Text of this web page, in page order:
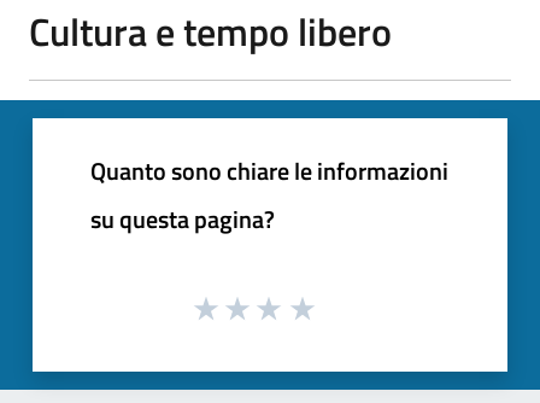
Cultura e tempo libero
Quanto sono chiare le informazioni
su questa pagina?